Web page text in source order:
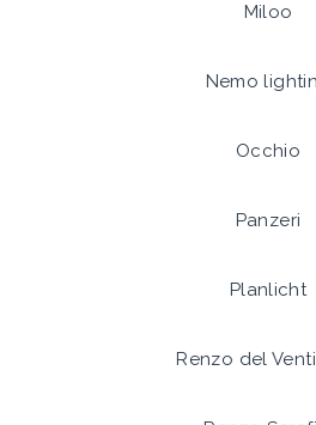
Miloo
Nemo
Occhio
Panzeri
Planlicht
Renzo del